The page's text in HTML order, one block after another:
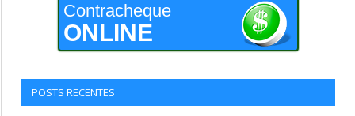
Contracheque
ONLINE
POSTS RECENTES